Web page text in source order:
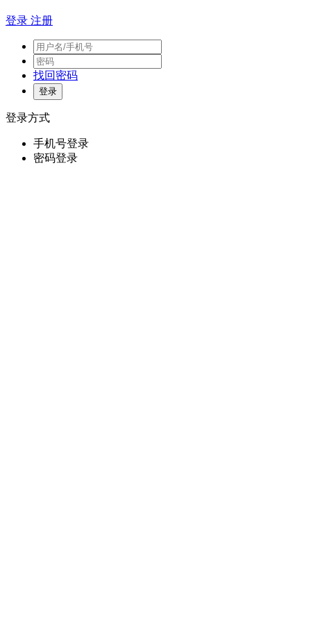
登录 注册
找回密码
登录方式
手机号登录
密码登录